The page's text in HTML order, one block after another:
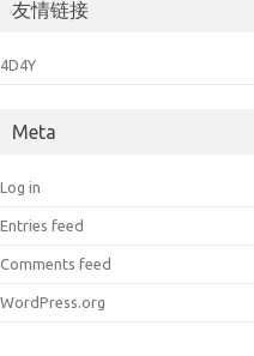
友情链接
4D4Y
Meta
Log in
Entries feed
Comments feed
WordPress.org